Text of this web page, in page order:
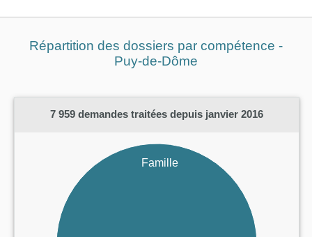
Répartition des dossiers par compétence -
Puy-de-Dôme
7 959 demandes traitées depuis janvier 2016
Famille